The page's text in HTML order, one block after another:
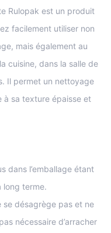
Rulopak est un produit
facilement utiliser non
mais également au
cuisine, dans la salle de
Il permet un nettoyage
à sa texture épaisse et
dans l’emballage étant
long terme.
se désagrège pas et ne
nécessaire d’arracher